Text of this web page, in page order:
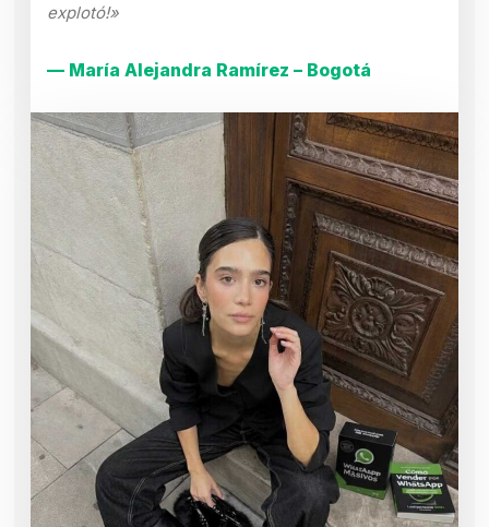
explotó!»
— María Alejandra Ramírez – Bogotá